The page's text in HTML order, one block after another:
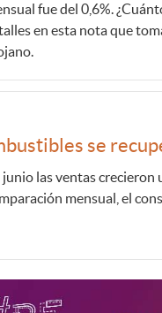
fue del 0,6%.
en esta nota que
se
junio las ventas crecieron
mensual, el